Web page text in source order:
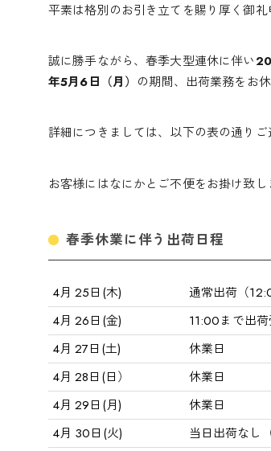
平素は格別のお引き立てを賜り厚く御礼
誠に勝手ながら、春季大型連休に伴い
年5月6日（月） の期間、出荷業務をお
詳細につきましては、以下の表の通りご
お客様にはなにかとご不便をお掛け致
春季休業に伴う出荷日程
4月 25日(木)
通常出荷（
4月 26日(金)
11:00まで出
4月 27日(土)
休業日
4月 28日(日）
休業日
4月 29日(月)
休業日
4月 30日(火)
当日出荷なし